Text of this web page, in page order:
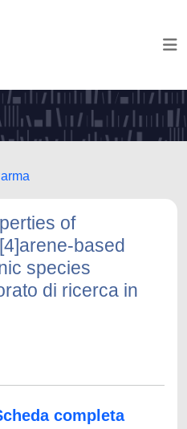
of
based
species
di ricerca in
completa